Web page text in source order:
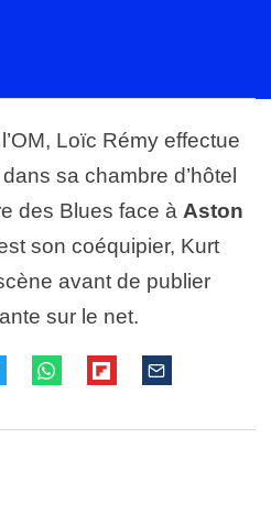
Loïc Rémy effectue
sa chambre d’hôtel
des Blues face à Aston
son coéquipier, Kurt
avant de publier
sur le net.